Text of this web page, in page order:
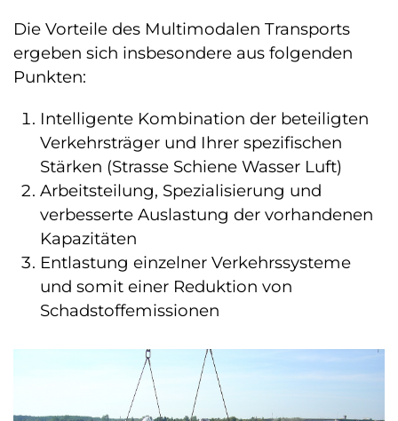
Die Vorteile des Multimodalen Transports
ergeben sich insbesondere aus folgenden
Punkten:
Intelligente Kombination der beteiligten
Verkehrsträger und Ihrer spezifischen
Stärken (Strasse Schiene Wasser Luft)
Arbeitsteilung, Spezialisierung und
verbesserte Auslastung der vorhandenen
Kapazitäten
Entlastung einzelner Verkehrssysteme
und somit einer Reduktion von
Schadstoffemissionen